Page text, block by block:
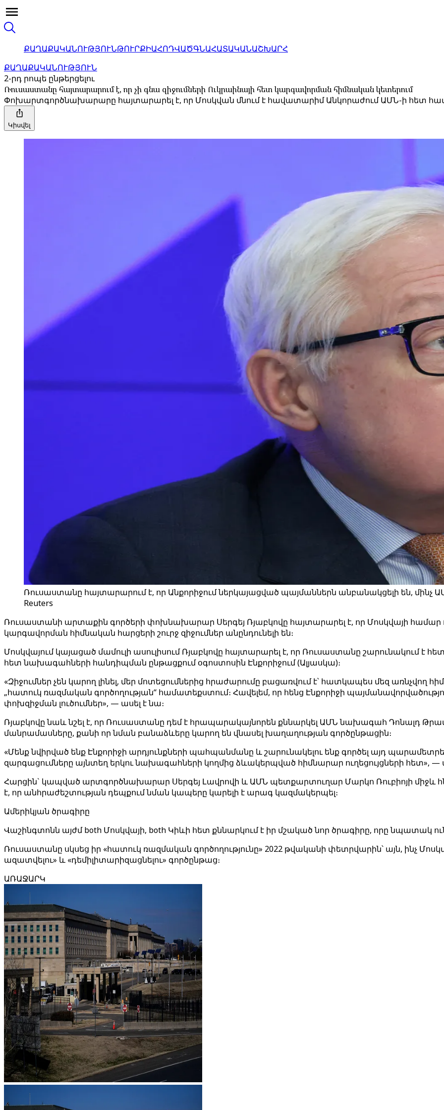
ՔԱՂԱՔԱԿԱՆՈՒԹՅՈՒՆԹՈՒՐՔԻԱՀՈԴՎԱԾԳՆԱՀԱՏԱԿԱՆԱՇԽԱՐՀ
ՔԱՂԱՔԱԿԱՆՈՒԹՅՈՒՆ
2-րդ րոպե ընթերցելու
Ռուսաստանը հայտարարում է, որ չի գնա զիջումների Ուկրաինայի հետ կարգավորման հիմնական կետերում
Փոխարտգործնախարարը հայտարարել է, որ Մոսկվան մնում է հավատարիմ Անկորաժում ԱՄՆ-ի հետ
Կիսվել
Ռուսաստանը հայտարարում է, որ Անքորիջում ներկայացված պայմաններն անբանակցելի են, մինչ
Reuters
Ռուսաստանի արտաքին գործերի փոխնախարար Սերգեյ Ռյաբկովը հայտարարել է, որ Մոսկվայի
կարգավորման հիմնական հարցերի շուրջ զիջումներ անընդունելի են։
Մոսկվայում կայացած մամուլի ասուլիսում Ռյաբկովը հայտարարել է, որ Ռուսաստանը շարունակում է
հետ նախագահների հանդիպման ընթացքում օգոստոսին Էնքորիջում (Ալյասկա)։
«Զիջումներ չեն կարող լինել, մեր մոտեցումներից հրաժարումը բացառվում է՝ հատկապես մեզ առնչվող
„հատուկ ռազմական գործողության“ համատեքստում։ Հավելեմ, որ հենց Էնքորիջի
փոխզիջման լուծումներ», — ասել է նա։
Ռյաբկովը նաև նշել է, որ Ռուսաստանը դեմ է հրապարակայնորեն քննարկել ԱՄՆ նախագահ Դոնալդ
մանրամասները, քանի որ նման բանաձևերը կարող են վնասել խաղաղության գործընթացին։
«Մենք նվիրված ենք Էնքորիջի արդյունքների պահպանմանը և շարունակելու ենք գործել այդ
զարգացումները այնտեղ երկու նախագահների կողմից ձևակերպված հիմնարար ուղեցույցների հետ», —
Հարցին` կապված արտգործնախարար Սերգեյ Լավրովի և ԱՄՆ պետքարտուղար Մարկո Ռուբիոյի
է, որ անհրաժեշտության դեպքում նման կապերը կարելի է արագ կազմակերպել։
Ամերիկյան ծրագիրը
Վաշինգտոնն այժմ both Մոսկվայի, both Կիևի հետ քննարկում է իր մշակած նոր ծրագիրը, որը նպատակ
Ռուսաստանը սկսեց իր «հատուկ ռազմական գործողությունը» 2022 թվականի փետրվարին՝ այն, ինչ
ազատվելու» և «դեմիլիտարիզացնելու» գործընթաց։
ԱՌԱՋԱՐԿ